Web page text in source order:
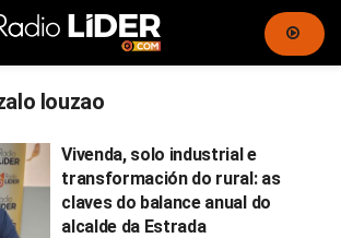
louzao
Vivenda, solo industrial e
transformación do rural: as
claves do balance anual do
alcalde da Estrada